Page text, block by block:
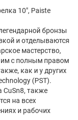
10", Paiste
бронзы
и отделываются
мастерство,
им с полным правом
как и у других
(PST).
CuSn8, также
на всех
и рабочих